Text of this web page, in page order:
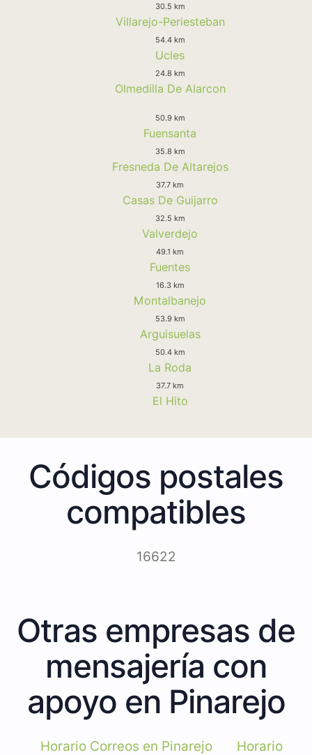
30.5 km
Villarejo-Periesteban
54.4 km
Ucles
24.8 km
Olmedilla De Alarcon
50.9 km
Fuensanta
35.8 km
Fresneda De Altarejos
37.7 km
Casas De Guijarro
32.5 km
Valverdejo
49.1 km
Fuentes
16.3 km
Montalbanejo
53.9 km
Arguisuelas
50.4 km
La Roda
37.7 km
El Hito
Códigos postales
compatibles
16622
Otras empresas de
mensajería con
apoyo en Pinarejo
Horario Correos en Pinarejo Horario